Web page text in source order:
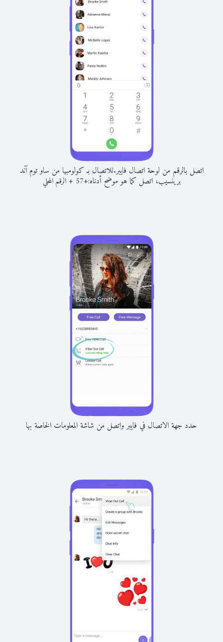
اتصل بالرقم من لوحة اتصال فايبر.للاتصال بـ كولومبيا من ساو توم آند
برينسيب، اتصل كما هو موضح أدناه:+
57
+الرقم المحلي
حدد جهة الاتصال في فايبر واتصل من شاشة المعلومات الخاصة بها